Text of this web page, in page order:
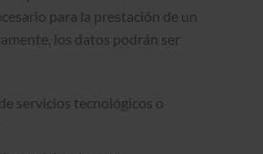
para la prestación de un
los datos podrán ser
servicios tecnológicos o